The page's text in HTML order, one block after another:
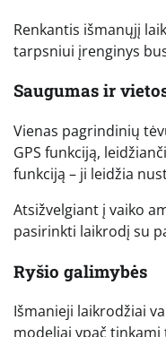
Renkantis išmanųjį
tarpsniui įrenginys
Saugumas ir
Vienas pagrindinių
GPS funkciją,
funkciją – ji leidžia
Atsižvelgiant į vaiko
pasirinkti laikrodį su
Ryšio galimybės
Išmanieji laikrodžiai
modeliai ypač